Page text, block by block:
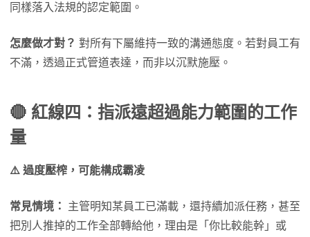
同樣落入法規的認定範圍。
怎麼做才對？ 對所有下屬維持一致的溝通態度。若對員工有
不滿，透過正式管道表達，而非以沉默施壓。
🔴 紅線四：指派遠超過能力範圍的工作
量
⚠️ 過度壓榨，可能構成霸凌
常見情境：
主管明知某員工已滿載，還持續加派任務，甚至
把別人推掉的工作全部轉給他，理由是「你比較能幹」或